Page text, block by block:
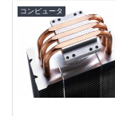
コンピュータ